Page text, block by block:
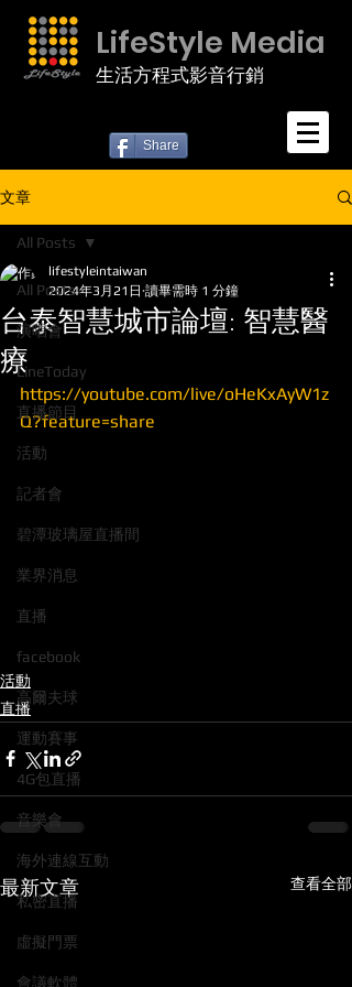
LifeStyle Media
生活方程式影音行銷
Share
文章
All Posts
演唱會
LineToday
直播節目
活動
記者會
碧潭玻璃屋直播間
業界消息
直播
facebook
高爾夫球
運動賽事
4G包直播
音樂會
海外連線互動
私密直播
虛擬門票
會議軟體
All Posts
台泰智慧城市論壇: 智慧醫
療
lifestyleintaiwan
2024年3月21日 讀畢需時 1 分鐘
https://youtube.com/live/oHeKxAyW1z
Q?feature=share
活動
直播
最新文章 查看全部